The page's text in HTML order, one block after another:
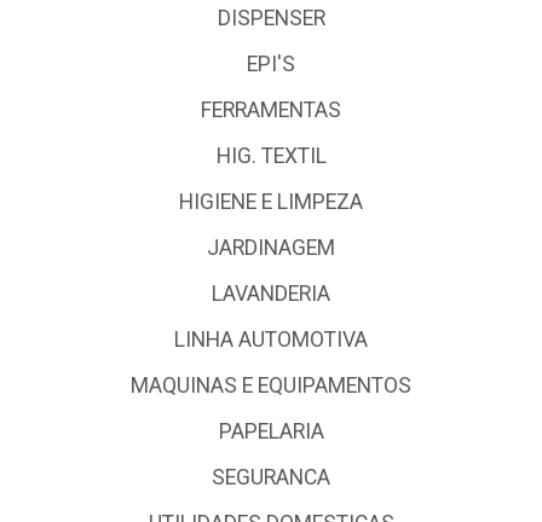
DISPENSER
EPI'S
FERRAMENTAS
HIG. TEXTIL
HIGIENE E LIMPEZA
JARDINAGEM
LAVANDERIA
LINHA AUTOMOTIVA
MAQUINAS E EQUIPAMENTOS
PAPELARIA
SEGURANCA